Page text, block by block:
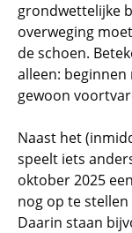
grondwettelijke
overweging
de schoen.
alleen:
gewoon
Naast het
speelt iets
oktober 2025
nog op te
Daarin staan